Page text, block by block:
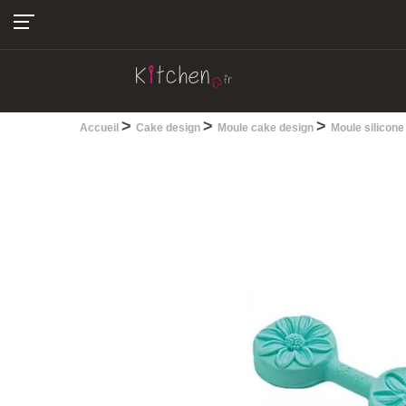
Accueil > Cake design > Moule cake design > Moule